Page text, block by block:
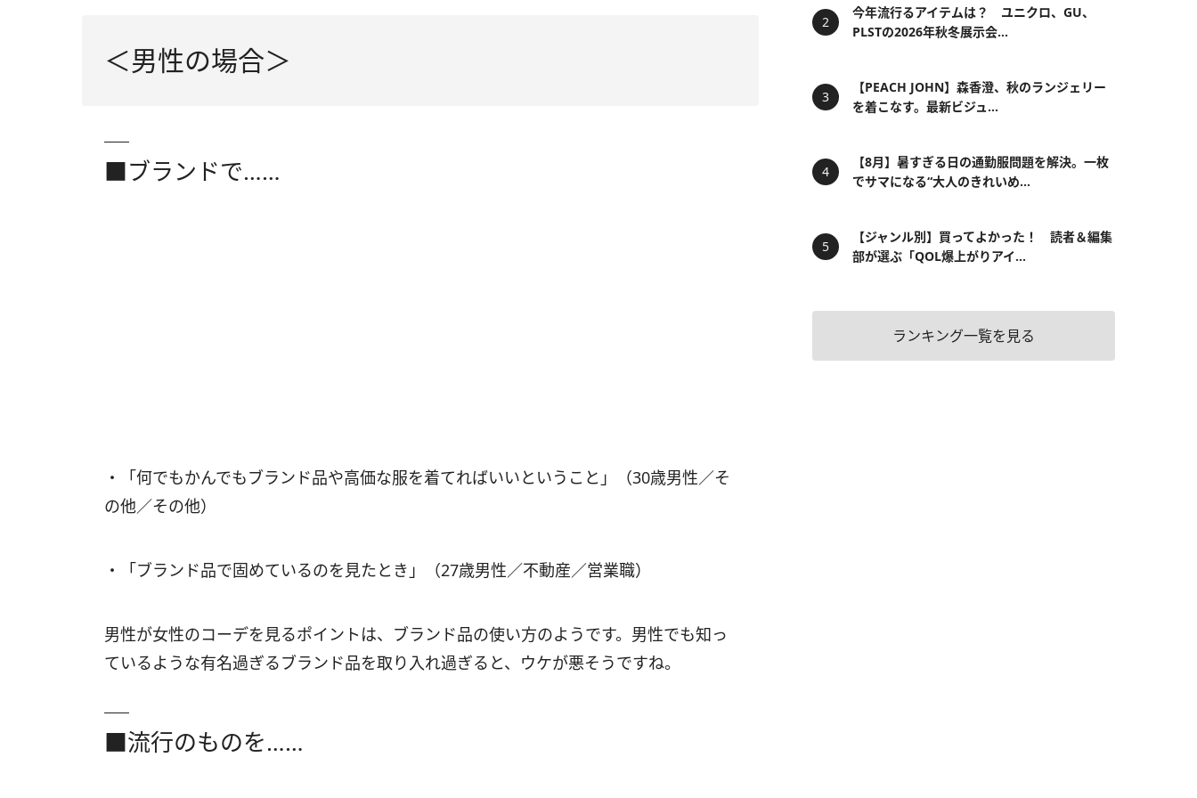
＜男性の場合＞
■ブランドで……
・「何でもかんでもブランド品や高価な服を着てればいいということ」（30歳男性／そ
の他／その他）
・「ブランド品で固めているのを見たとき」（27歳男性／不動産／営業職）
男性が女性のコーデを見るポイントは、ブランド品の使い方のようです。男性でも知っ
ているような有名過ぎるブランド品を取り入れ過ぎると、ウケが悪そうですね。
■流行のものを……
今年流行るアイテムは？ ユニクロ、GU、
PLSTの2026年秋冬展示会...
【PEACH JOHN】森香澄、秋のランジェリー
を着こなす。最新ビジュ...
【8月】暑すぎる日の通勤服問題を解決。一枚
でサマになる“大人のきれいめ...
【ジャンル別】買ってよかった！ 読者＆編集
部が選ぶ「QOL爆上がりアイ...
ランキング一覧を見る